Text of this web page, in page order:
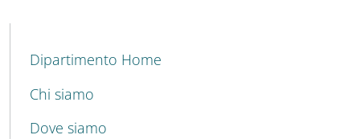
MENU CEV SECOND NAVIGATION
Dipartimento Home
Chi siamo
Dove siamo